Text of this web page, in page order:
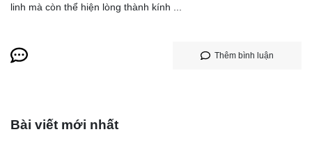
linh mà còn thể hiện lòng thành kính ...
Thêm bình luận
Bài viết mới nhất